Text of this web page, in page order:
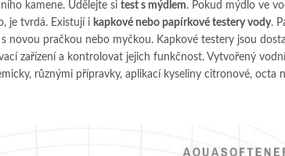
kamene. Udělejte si test s mýdlem. Pokud mýdlo ve
je tvrdá. Existují i kapkové nebo papírkové testery vody.
novou pračkou nebo myčkou. Kapkové testery jsou
zařízení a kontrolovat jejich funkčnost. Vytvořený
různými přípravky, aplikací kyseliny citronové, octa